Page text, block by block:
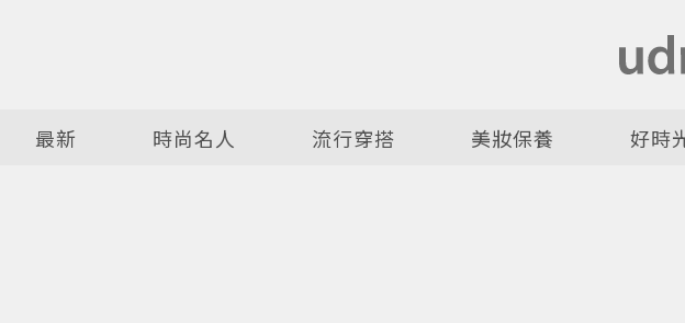
最新 時尚名人 流行穿搭 美妝保養 好時